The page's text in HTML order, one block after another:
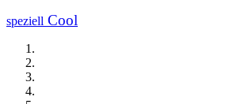
speziell Cool